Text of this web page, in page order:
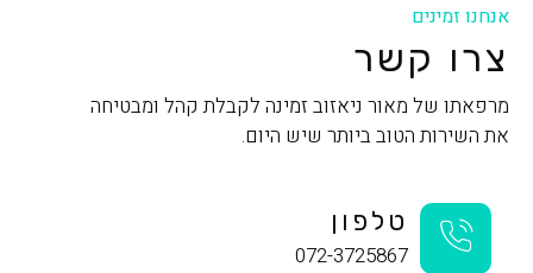
אנחנו זמינים
צרו קשר
מרפאתו של מאור ניאזוב זמינה לקבלת קהל ומבטיחה
את השירות הטוב ביותר שיש היום.
טלפון
072-3725867